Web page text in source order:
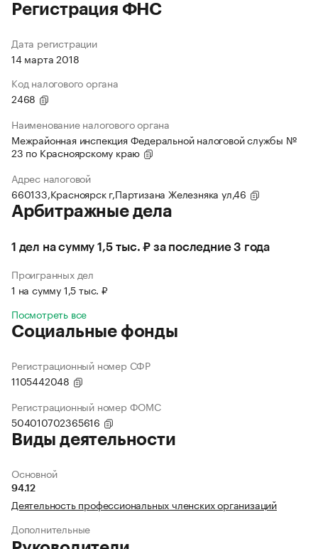
Регистрация ФНС
Дата регистрации
14 марта 2018
Код налогового органа
2468
Наименование налогового органа
Межрайонная инспекция Федеральной налоговой службы №
23 по Красноярскому краю
Адрес налоговой
660133,Красноярск г,Партизана Железняка ул,46
Арбитражные дела
1 дел на сумму 1,5 тыс. ₽ за последние 3 года
Проигранных дел
1 на сумму 1,5 тыс. ₽
Посмотреть все
Социальные фонды
Регистрационный номер СФР
1105442048
Регистрационный номер ФОМС
504010702365616
Виды деятельности
Основной
94.12
Деятельность профессиональных членских организаций
Дополнительные